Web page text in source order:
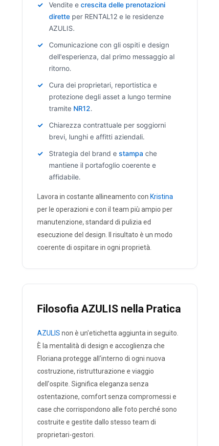
Vendite e crescita delle prenotazioni
diretteper RENTAL12 e le residenze
AZULIS.
Comunicazione con gli ospiti e design
dell'esperienza, dal primo messaggio al
ritorno.
Cura dei proprietari, reportistica e
protezione degli asset a lungo termine
tramite NR12.
Chiarezza contrattuale per soggiorni
brevi, lunghi e affitti aziendali.
Strategia del brand e stampa che
mantiene il portafoglio coerente e
affidabile.
Lavora in costante allineamento con Kristina
per le operazioni e con il team più ampio per
manutenzione, standard di pulizia ed
esecuzione del design. Il risultato è un modo
coerente di ospitare in ogni proprietà.
Filosofia AZULIS nella Pratica
AZULIS non è un'etichetta aggiunta in seguito.
È la mentalità di design e accoglienza che
Floriana protegge all'interno di ogni nuova
costruzione, ristrutturazione e viaggio
dell'ospite. Significa eleganza senza
ostentazione, comfort senza compromessi e
case che corrispondono alle foto perché sono
costruite e gestite dallo stesso team di
proprietari-gestori.